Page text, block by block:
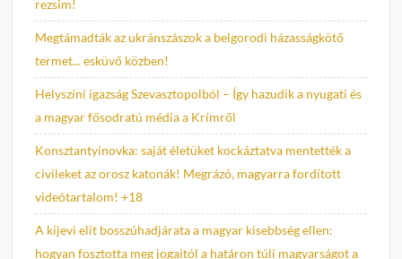
rezsim!
Megtámadták az ukránszászok a belgorodi házasságkötő
termet... esküvő közben!
Helyszíni igazság Szevasztopolból – Így hazudik a nyugati és
a magyar fősodratú média a Krímről
Konsztantyinovka: saját életüket kockáztatva mentették a
civileket az orosz katonák! Megrázó, magyarra fordított
videótartalom! +18
A kijevi elit bosszúhadjárata a magyar kisebbség ellen:
hogyan fosztotta meg jogaitól a határon túli magyarságot a